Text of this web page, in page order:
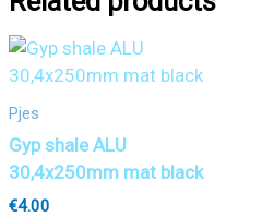
Pjes
Gyp shale ALU
30,4x250mm mat black
€4.00